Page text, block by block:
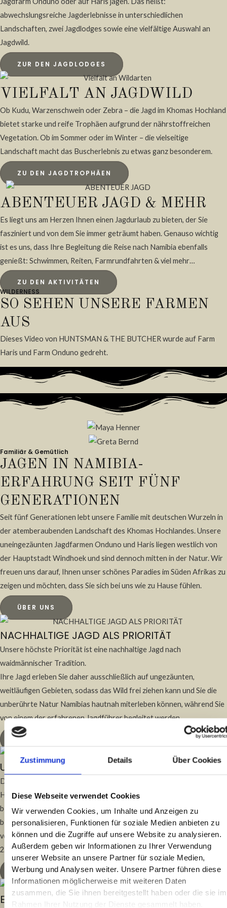
Zustimmung Details Über Cookies
Diese Webseite verwendet Cookies
Wir verwenden Cookies, um Inhalte und Anzeigen zu
personalisieren, Funktionen für soziale Medien anbieten zu
können und die Zugriffe auf unsere Website zu analysieren.
Außerdem geben wir Informationen zu Ihrer Verwendung
unserer Website an unsere Partner für soziale Medien,
Werbung und Analysen weiter. Unsere Partner führen diese
Informationen möglicherweise mit weiteren Daten
zusammen, die Sie ihnen bereitgestellt haben oder die sie im
Rahmen Ihrer Nutzung der Dienste gesammelt haben.
abwechslungsreiche Jagderlebnisse in unterschiedlichen
Landschaften, zwei Jagdlodges sowie eine vielfältige Auswahl an
Jagdwild.
ZUR DEN JAGDLODGES
VIELFALT AN JAGDWILD
Ob Kudu, Warzenschwein oder Zebra – die Jagd im Khomas Hochland
bietet starke und reife Trophäen aufgrund der nährstoffreichen
Vegetation. Ob im Sommer oder im Winter – die vielseitige
Landschaft macht das Buscherlebnis zu etwas ganz besonderem.
ZU DEN JAGDTROPHÄEN
ABENTEUER JAGD & MEHR
Es liegt uns am Herzen Ihnen einen Jagdurlaub zu bieten, der Sie
fasziniert und von dem Sie immer geträumt haben. Genauso wichtig
ist es uns, dass Ihre Begleitung die Reise nach Namibia ebenfalls
genießt: Schwimmen, Reiten, Farmrundfahrten & viel mehr…
ZU DEN AKTIVITÄTEN
WILDERNESS
SO SEHEN UNSERE FARMEN
AUS
Dieses Video von HUNTSMAN & THE BUTCHER wurde auf Farm
Haris und Farm Onduno gedreht.
Familiär & Gemütlich
JAGEN IN NAMIBIA-
ERFAHRUNG SEIT FÜNF
GENERATIONEN
Seit fünf Generationen lebt unsere Familie mit deutschen Wurzeln in
der atemberaubenden Landschaft des Khomas Hochlandes. Unsere
uneingezäunten Jagdfarmen Onduno und Haris liegen westlich von
der Hauptstadt Windhoek und sind dennoch mitten in der Natur. Wir
freuen uns darauf, Ihnen unser schönes Paradies im Süden Afrikas zu
zeigen und möchten, dass Sie sich bei uns wie zu Hause fühlen.
ÜBER UNS
NACHHALTIGE JAGD ALS PRIORITÄT
Unsere höchste Priorität ist eine nachhaltige Jagd nach
waidmännischer Tradition.
Ihre Jagd erleben Sie daher ausschließlich auf ungezäunten,
weitläufigen Gebieten, sodass das Wild frei ziehen kann und Sie die
unberührte Natur Namibias hautnah miterleben können, während Sie
von einem der erfahrenen Jagdführer begleitet werden.
JAGEN IN NAMIBIA
UNEINGEZÄUNTE JAGDGEBIETE
Die familiengeführten uneingezäunten Jagdfarmen Onduno und
Haris sind mit 28.000 Hektar Eigengröße im Privatbesitz und
bestechen durch ihre einmalige Natur sowie einer Vielfalt von über 25
bejagbaren Wildarten. Durch einen Zusammenschluss mit drei
verschiedenen Hegegemeinschaften umfasst das Jagdrevier für Sie
220.000 Hektar hier in Namibia.
JAGDGEBIETE IM ÜBERBLICK
EINE JAGD DER BESONDEREN ART